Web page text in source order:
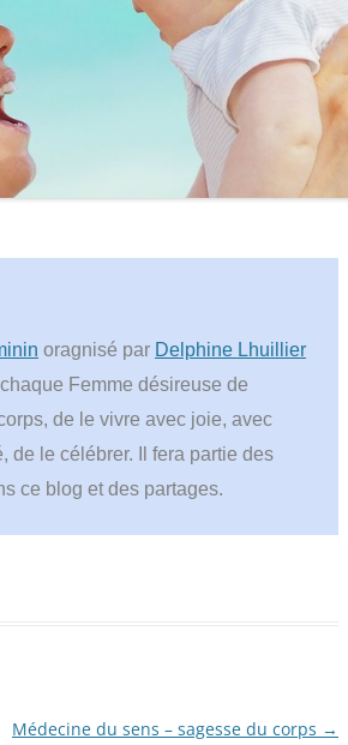
oragnisé par Delphine Lhuillier
Femme désireuse de
de le vivre avec joie, avec
de le célébrer. Il fera partie des
ce blog et des partages.
Médecine du sens – sagesse du corps →